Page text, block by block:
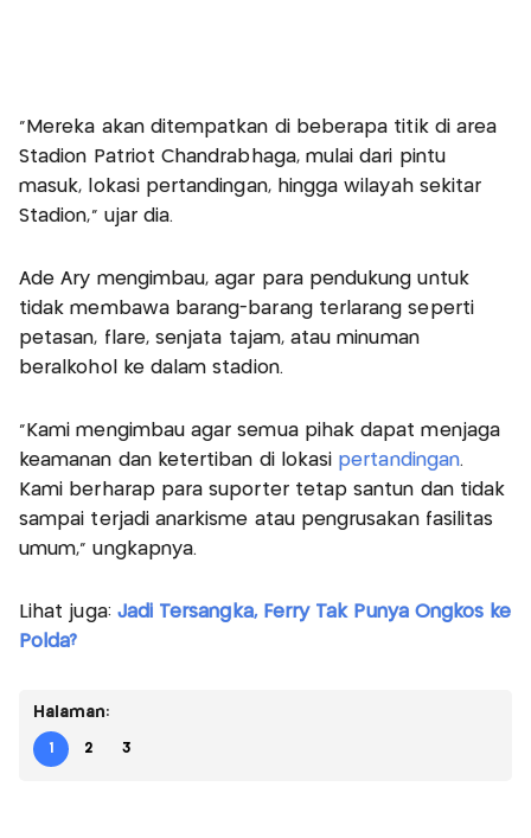
“Mereka akan ditempatkan di beberapa titik di area
Stadion Patriot Chandrabhaga, mulai dari pintu
masuk, lokasi pertandingan, hingga wilayah sekitar
Stadion,” ujar dia.
Ade Ary mengimbau, agar para pendukung untuk
tidak membawa barang-barang terlarang seperti
petasan, flare, senjata tajam, atau minuman
beralkohol ke dalam stadion.
"Kami mengimbau agar semua pihak dapat menjaga
keamanan dan ketertiban di lokasi pertandingan.
Kami berharap para suporter tetap santun dan tidak
sampai terjadi anarkisme atau pengrusakan fasilitas
umum," ungkapnya.
Lihat juga: Jadi Tersangka, Ferry Tak Punya Ongkos ke
Polda?
Halaman:
1 2 3